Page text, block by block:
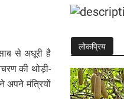
से अधूरी है
की थोड़ी-
अपने मंत्रियों
लोकप्रिय